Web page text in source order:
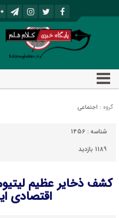
گروه : اجتماعی
شناسه : 1456
1189 بازدید
کشف ذخایر عظیم
اقتصادی